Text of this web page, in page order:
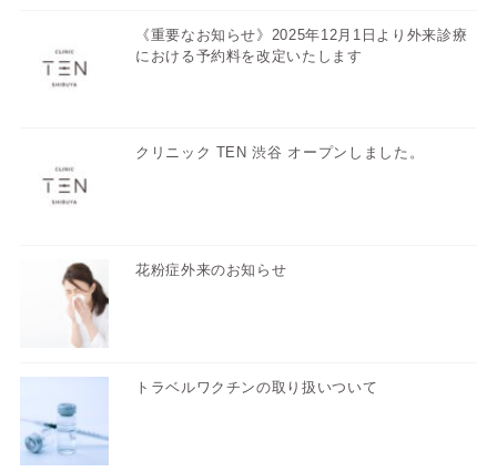
《重要なお知らせ》2025年12月1日より外来診療
における予約料を改定いたします
クリニック TEN 渋谷 オープンしました。
花粉症外来のお知らせ
トラベルワクチンの取り扱いついて